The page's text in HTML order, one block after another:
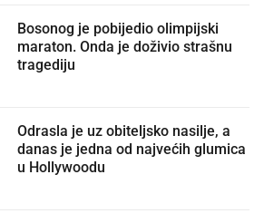
Bosonog je pobijedio olimpijski
maraton. Onda je doživio strašnu
tragediju
Odrasla je uz obiteljsko nasilje, a
danas je jedna od najvećih glumica
u Hollywoodu